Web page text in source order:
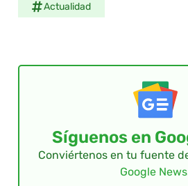
Actualidad
Síguenos en
Conviértenos en tu fuente
Google